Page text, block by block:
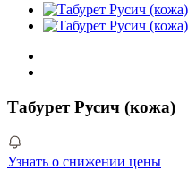
Табурет Русич (кожа)
Узнать о снижении цены